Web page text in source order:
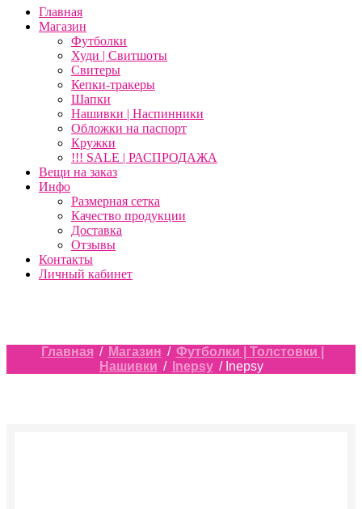
Главная
Магазин
Футболки
Худи | Свитшоты
Свитеры
Кепки-тракеры
Шапки
Нашивки | Наспинники
Обложки на паспорт
Кружки
!!! SALE | РАСПРОДАЖА
Вещи на заказ
Инфо
Размерная сетка
Качество продукции
Доставка
Отзывы
Контакты
Личный кабинет
Главная / Магазин / Футболки | Толстовки |
Нашивки / Inepsy / Inepsy